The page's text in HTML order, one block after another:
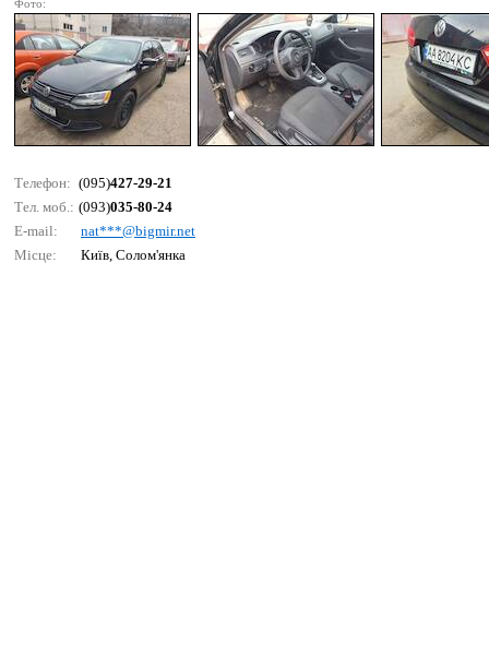
Фото:
Телефон: (095)427-29-21
Тел. моб.: (093)035-80-24
E-mail:
nаt***@bigmir.nеt
Місце:
Київ, Солом'янка